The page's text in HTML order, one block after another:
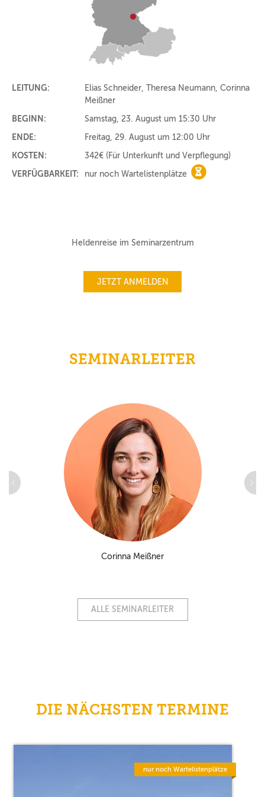
LEITUNG:
Elias Schneider, Theresa Neumann, Corinna
Meißner
BEGINN:
Samstag, 23. August um 15:30 Uhr
ENDE:
Freitag, 29. August um 12:00 Uhr
KOSTEN:
342€ (Für Unterkunft und Verpflegung)
VERFÜGBARKEIT:
nur noch Wartelistenplätze nur noch
Heldenreise im Seminarzentrum
JETZT ANMELDEN
SEMINARLEITER
Corinna Meißner
ALLE SEMINARLEITER
DIE NÄCHSTEN TERMINE
nur noch Wartelistenplätze